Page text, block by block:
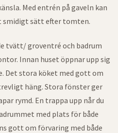
Med entrén på gaveln kan
smidigt sätt efter tomten.
tvätt/ groventré och badrum
Innan huset öppnar upp sig
Det stora köket med gott om
häng. Stora fönster ger
rymd. En trappa upp når du
med plats för både
gott om förvaring med både